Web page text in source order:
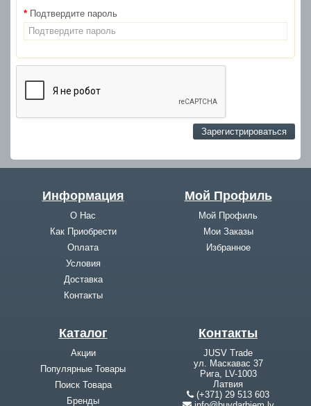
Подтвердите пароль
Информация
О Нас
Как Приобрести
Оплата
Условия
Доставка
Контакты
Мой Профиль
Мой Профиль
Мои Заказы
Избранное
Каталог
Акции
Популярные Товары
Поиск Товара
Бренды
Контакты
JUSV Trade
ул. Маскавас 37
Рига, LV-1003
Латвия
(+371) 29 513 603